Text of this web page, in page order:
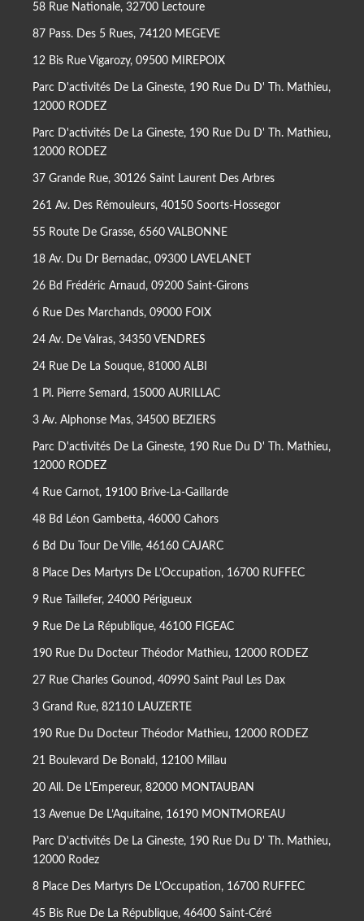
58 Rue Nationale, 32700 Lectoure
87 Pass. Des 5 Rues, 74120 MEGEVE
12 Bis Rue Vigarozy, 09500 MIREPOIX
Parc D'activités De La Gineste, 190 Rue Du D' Th. Mathieu,
12000 RODEZ
Parc D'activités De La Gineste, 190 Rue Du D' Th. Mathieu,
12000 RODEZ
37 Grande Rue, 30126 Saint Laurent Des Arbres
261 Av. Des Rémouleurs, 40150 Soorts-Hossegor
55 Route De Grasse, 6560 VALBONNE
18 Av. Du Dr Bernadac, 09300 LAVELANET
26 Bd Frédéric Arnaud, 09200 Saint-Girons
6 Rue Des Marchands, 09000 FOIX
24 Av. De Valras, 34350 VENDRES
24 Rue De La Souque, 81000 ALBI
1 Pl. Pierre Semard, 15000 AURILLAC
3 Av. Alphonse Mas, 34500 BEZIERS
Parc D'activités De La Gineste, 190 Rue Du D' Th. Mathieu,
12000 RODEZ
4 Rue Carnot, 19100 Brive-La-Gaillarde
48 Bd Léon Gambetta, 46000 Cahors
6 Bd Du Tour De Ville, 46160 CAJARC
8 Place Des Martyrs De L’Occupation, 16700 RUFFEC
9 Rue Taillefer, 24000 Périgueux
9 Rue De La République, 46100 FIGEAC
190 Rue Du Docteur Théodor Mathieu, 12000 RODEZ
27 Rue Charles Gounod, 40990 Saint Paul Les Dax
3 Grand Rue, 82110 LAUZERTE
190 Rue Du Docteur Théodor Mathieu, 12000 RODEZ
21 Boulevard De Bonald, 12100 Millau
20 All. De L'Empereur, 82000 MONTAUBAN
13 Avenue De L’Aquitaine, 16190 MONTMOREAU
Parc D'activités De La Gineste, 190 Rue Du D' Th. Mathieu,
12000 Rodez
8 Place Des Martyrs De L’Occupation, 16700 RUFFEC
45 Bis Rue De La République, 46400 Saint-Céré